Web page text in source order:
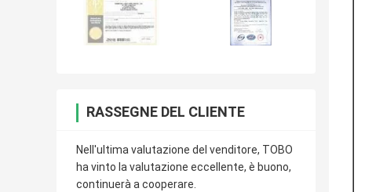
RASSEGNE DEL CLIENTE
Nell'ultima valutazione del venditore, TOBO
ha vinto la valutazione eccellente, è buono,
continuerà a cooperare.